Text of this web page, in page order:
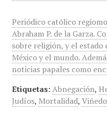
Periódico católico
Abraham P. de la Garza.
sobre religión, y el estado
México y el mundo.
noticias papales como
Etiquetas: Abnegación,
Judíos, Mortalidad, Viñedo